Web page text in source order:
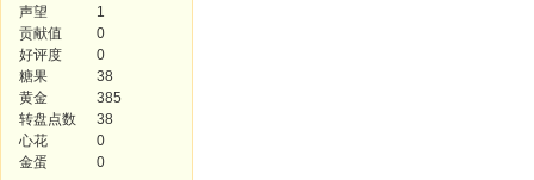
声望
1
贡献值
0
好评度
0
糖果
38
黄金
385
转盘点数
38
心花
0
金蛋
0